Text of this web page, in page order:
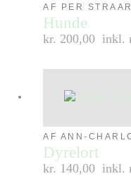
AF PER
Hunde
kr. 200,00 inkl.
AF ANN-
Dyrelort
kr. 140,00 inkl.